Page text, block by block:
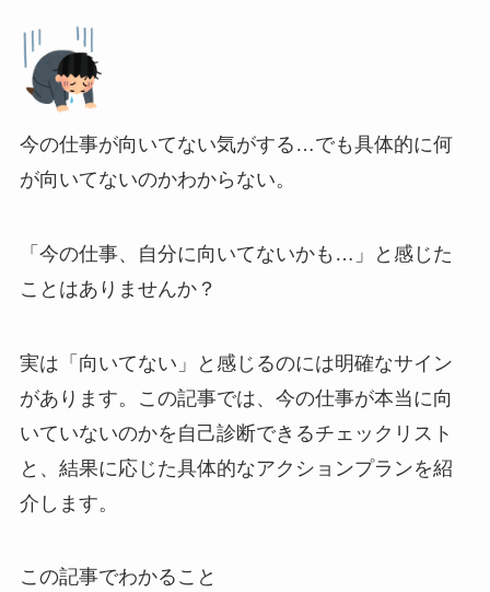
今の仕事が向いてない気がする…でも具体的に何
が向いてないのかわからない。
「今の仕事、自分に向いてないかも…」と感じた
ことはありませんか？
実は「向いてない」と感じるのには明確なサイン
があります。この記事では、今の仕事が本当に向
いていないのかを自己診断できるチェックリスト
と、結果に応じた具体的なアクションプランを紹
介します。
この記事でわかること